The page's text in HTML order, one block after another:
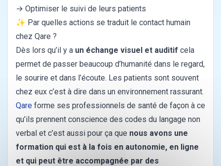
→ Optimiser le suivi de leurs patients
✨ Par quelles actions se traduit le contact humain
chez Qare ?
Dès lors qu’il y a un échange visuel et auditif cela
permet de passer beaucoup d’humanité dans le regard,
le sourire et dans l’écoute. Les patients sont souvent
chez eux c’est à dire dans un environnement rassurant.
Qare forme ses professionnels de santé de façon à ce
qu’ils prennent conscience des codes du langage non
verbal et c’est aussi pour ça que nous avons une
formation qui est à la fois en autonomie, en ligne
et qui peut être accompagnée par des